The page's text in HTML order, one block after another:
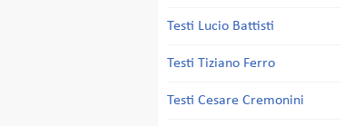
Testi Lucio Battisti
Testi Tiziano Ferro
Testi Cesare Cremonini